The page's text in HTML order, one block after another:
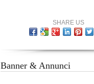
SHARE US
Banner & Annunci